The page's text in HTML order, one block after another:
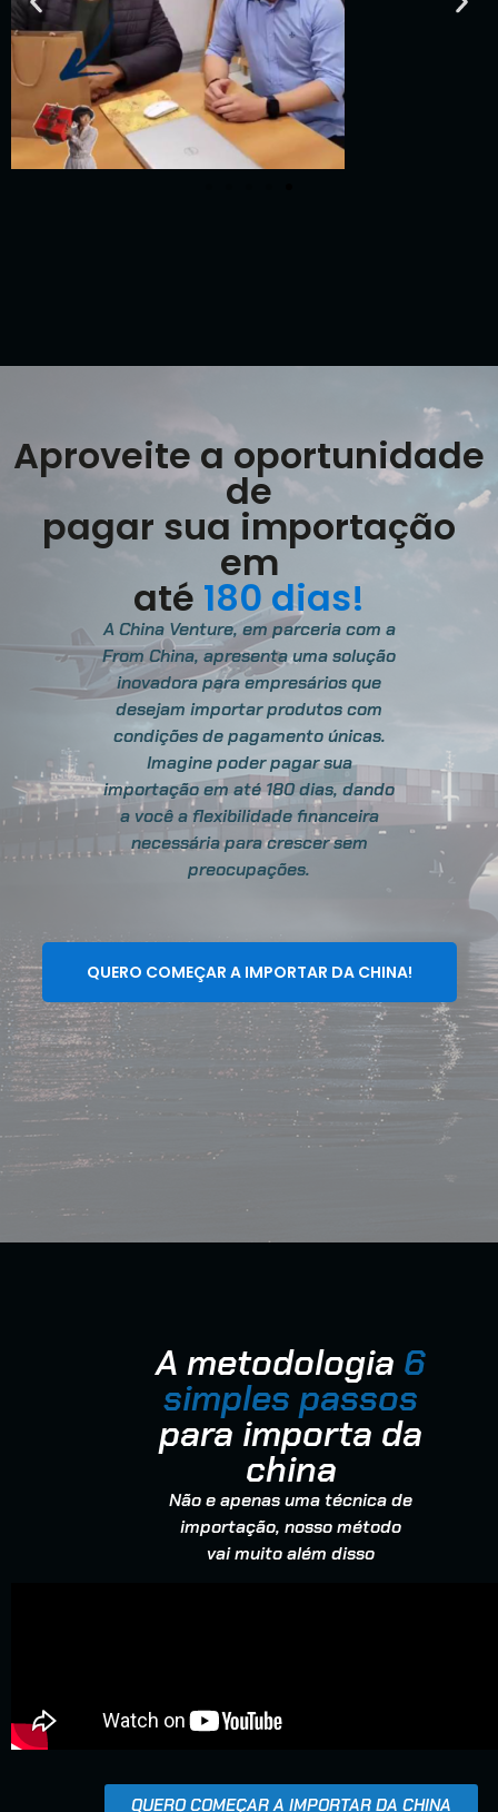
Aproveite a oportunidade
de
pagar sua importação
em
até 180 dias!
A China Venture, em parceria com a
From China, apresenta uma solução
inovadora para empresários que
desejam importar produtos com
condições de pagamento únicas.
Imagine poder pagar sua
importação em até 180 dias, dando
a você a flexibilidade financeira
necessária para crescer sem
preocupações.
QUERO COMEÇAR A IMPORTAR DA CHINA!
A metodologia 6
simples passos
para importa da
china
Não e apenas uma técnica de
importação, nosso método
vai muito além disso
QUERO COMEÇAR A IMPORTAR DA CHINA